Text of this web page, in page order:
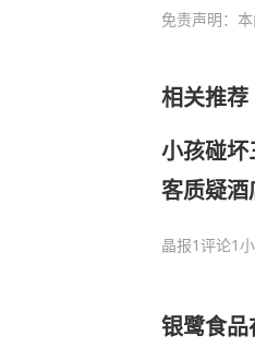
免责声明：
相关推荐
小孩碰
客质疑
晶报1评论1
银鹭食品